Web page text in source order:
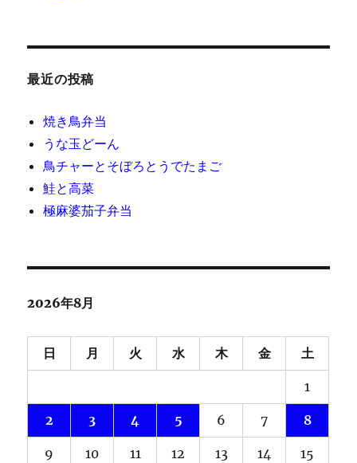
最近の投稿
焼き鳥弁当
うな玉どーん
鳥チャーとそぼろとうでたまご
鮭と高菜
極麻婆茄子弁当
2026年8月
日 月 火 水 木 金 土
1
2 3 4 5 6 7 8
9 10 11 12 13 14 15